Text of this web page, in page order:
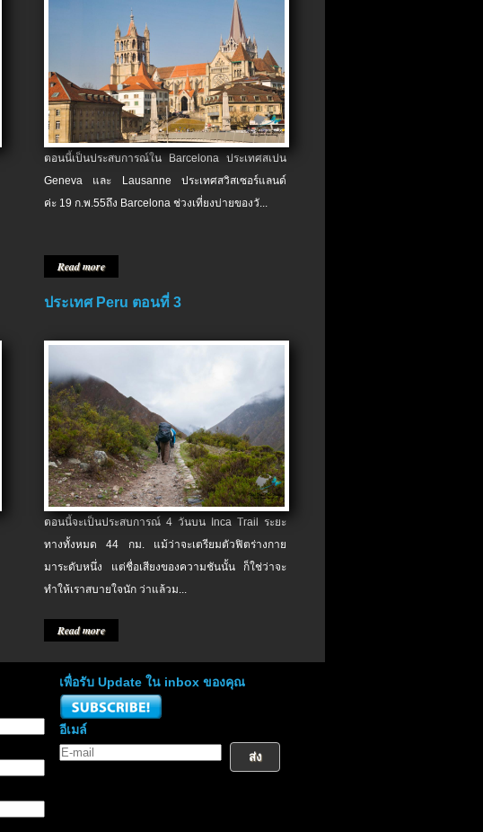
ตอนนี้เป็นประสบการณ์ใน Barcelona ประเทศสเปน
Geneva และ Lausanne ประเทศสวิสเซอร์แลนด์
ค่ะ 19 ก.พ.​55ถึง Barcelona ช่วงเที่ยงบ่ายของวั...
Read more
ประเทศ Peru ตอนที่ 3
ตอนนี้จะเป็นประสบการณ์ 4 วันบน Inca Trail ระยะ
ทางทั้งหมด 44 กม. แม้ว่าจะเตรียมตัวฟิตร่างกาย
มาระดับหนึ่ง แต่ชื่อเสียงของความชันนั้น ก็ใช่ว่าจะ
ทำให้เราสบายใจนัก ว่าแล้วม...
Read more
เพื่อรับ Update ใน inbox ของคุณ
อีเมล์
ส่ง